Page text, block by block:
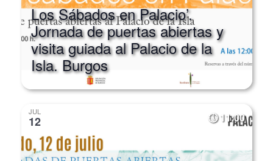
Los Sábados en Palacio’.
Jornada de puertas abiertas y
visita guiada al Palacio de la
Isla. Burgos
JUL
12 11:00